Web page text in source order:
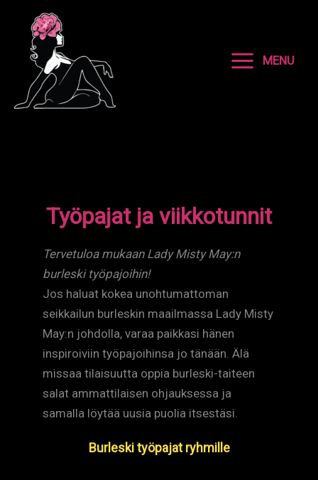
sisältöön
MENU
Työpajat ja viikkotunnit
Tervetuloa mukaan Lady Misty May:n
burleski työpajoihin!
Jos haluat kokea unohtumattoman
seikkailun burleskin maailmassa Lady Misty
May:n johdolla, varaa paikkasi hänen
inspiroiviin työpajoihinsa jo tänään. Älä
missaa tilaisuutta oppia burleski-taiteen
salat ammattilaisen ohjauksessa ja
samalla löytää uusia puolia itsestäsi.
Burleski työpajat ryhmille